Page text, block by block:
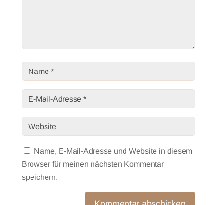
Name, E-Mail-Adresse und Website in diesem
Browser für meinen nächsten Kommentar
speichern.